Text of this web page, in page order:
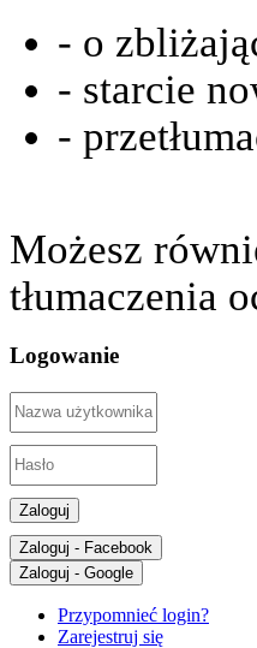
- o
- starcie
-
Możesz
tłumaczenia
Logowanie
Zaloguj
Zaloguj - Facebook
Zaloguj - Google
Przypomnieć login?
Zarejestruj się